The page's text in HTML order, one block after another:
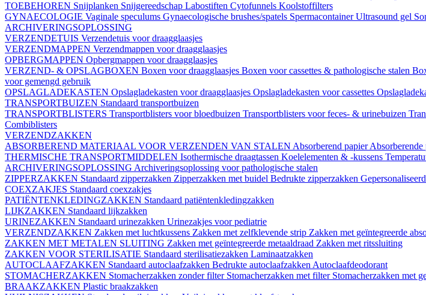
TOEBEHOREN Snijplanken Snijgereedschap Labostiften Cytofunnels Koolstoffilters
GYNAECOLOGIE Vaginale speculums Gynaecologische brushes/spatels SpermacontainerUltrasound gel
ARCHIVERINGSOPLOSSING
VERZENDETUIS Verzendetuis voor draagglaasjes
VERZENDMAPPEN Verzendmappen voor draagglaasjes
OPBERGMAPPEN Opbergmappen voor draagglaasjes
VERZEND- & OPSLAGBOXEN Boxen voor draagglaasjes Boxen voor cassettes & pathologische stalen
voor gemengd gebruik
OPSLAGLADEKASTEN Opslagladekasten voor draagglaasjes Opslagladekasten voor cassettes
TRANSPORTBUIZEN Standaard transportbuizen
TRANSPORTBLISTERS Transportblisters voor bloedbuizen Transportblisters voor feces- & urinebuizen
Combiblisters
VERZENDZAKKEN
ABSORBEREND MATERIAAL VOOR VERZENDEN VAN STALEN Absorberend papierAbsorberende
THERMISCHE TRANSPORTMIDDELEN Isothermische draagtassen Koelelementen & -kussens
ARCHIVERINGSOPLOSSING Archiveringsoplossing voor pathologische stalen
ZIPPERZAKKEN Standaard zipperzakken Zipperzakken met buidel Bedrukte zipperzakken
COEXZAKJES Standaard coexzakjes
PATIËNTENKLEDINGZAKKEN Standaard patiëntenkledingzakken
LIJKZAKKEN Standaard lijkzakken
URINEZAKKEN Standaard urinezakken Urinezakjes voor pediatrie
VERZENDZAKKEN Zakken met luchtkussens Zakken met zelfklevende strip Zakken met geïntegreerde
ZAKKEN MET METALEN SLUITING Zakken met geïntegreerde metaaldraad Zakken met ritssluiting
ZAKKEN VOOR STERILISATIE Standaard sterilisatiezakken Laminaatzakken
AUTOCLAAFZAKKEN Standaard autoclaafzakken Bedrukte autoclaafzakken Autoclaafdeodorant
STOMACHERZAKKEN Stomacherzakken zonder filter Stomacherzakken met filter Stomacherzakken met
BRAAKZAKKEN Plastic braakzakken